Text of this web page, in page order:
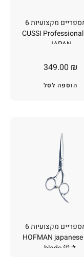
T5 מספריים מקצועיות 6
אינץ' CUSSI Professional
JAPAN
349.00 ₪
הוספה לסל
T7 מספריים מקצועיות 6
אינץ' HOFMAN japanese
blade 鋭さ